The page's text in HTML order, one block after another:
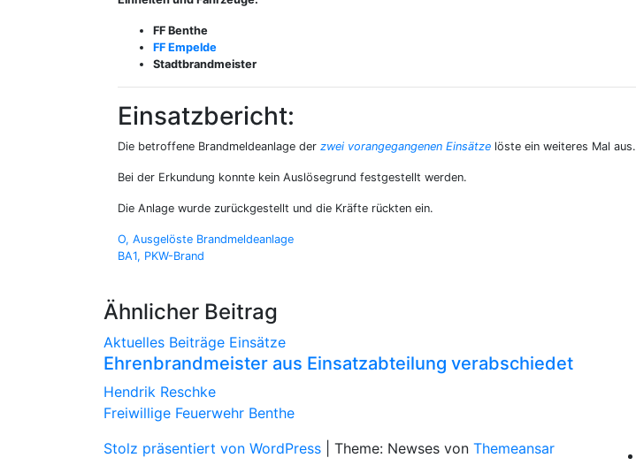
FF Benthe
FF Empelde
Stadtbrandmeister
Einsatzbericht:
Die betroffene Brandmeldeanlage der zwei vorangegangenen Einsätze löste ein weiteres Mal aus.
Bei der Erkundung konnte kein Auslösegrund festgestellt werden.
Die Anlage wurde zurückgestellt und die Kräfte rückten ein.
Beitragsnavigation
O, Ausgelöste Brandmeldeanlage
BA1, PKW-Brand
Ähnlicher Beitrag
Aktuelles Beiträge Einsätze
Ehrenbrandmeister aus Einsatzabteilung verabschiedet
Hendrik Reschke
Freiwillige Feuerwehr Benthe
Stolz präsentiert von WordPress
Theme: Newses von Themeansar